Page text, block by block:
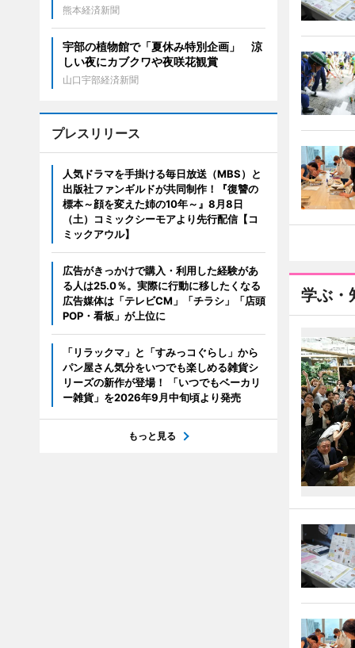
学ぶ・
熊本経済新聞
宇部の植物館で「夏休み特別企画」 涼
しい夜にカブクワや夜咲花観賞
山口宇部経済新聞
プレスリリース
人気ドラマを手掛ける毎日放送（MBS）と
出版社ファンギルドが共同制作！『復讐の
標本～顔を変えた姉の10年～』8月8日
（土）コミックシーモアより先行配信【コ
ミックアウル】
広告がきっかけで購入・利用した経験があ
る人は25.0％。実際に行動に移したくなる
広告媒体は「テレビCM」「チラシ」「店頭
POP・看板」が上位に
「リラックマ」と「すみっコぐらし」から
パン屋さん気分をいつでも楽しめる雑貨シ
リーズの新作が登場！ 「いつでもベーカリ
ー雑貨」を2026年9月中旬頃より発売
もっと見る